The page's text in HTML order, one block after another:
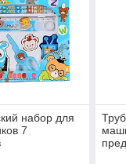
набор для
7